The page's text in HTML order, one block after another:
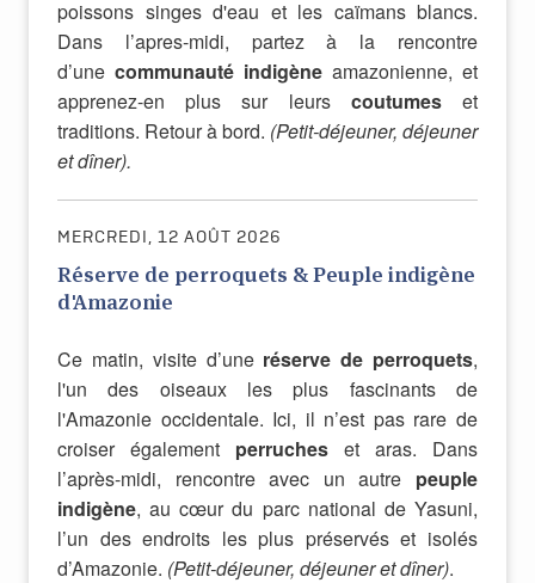
poissons singes d'eau et les caïmans blancs.
Dans l’apres-midi, partez à la rencontre
d’une communauté indigène amazonienne, et
apprenez-en plus sur leurs coutumeset
traditions. Retour à bord. (Petit-déjeuner, déjeuner
et dîner).
MERCREDI, 12 AOÛT 2026
Réserve de perroquets & Peuple indigène
d'Amazonie
Ce matin, visite d’une réserve de perroquets,
l'un des oiseaux les plus fascinants de
l'Amazonie occidentale. Ici, il n’est pas rare de
croiser également perruches et aras. Dans
l’après-midi, rencontre avec un autre peuple
indigène, au cœur du parc national de Yasuni,
l’un des endroits les plus préservés et isolés
d’Amazonie. (Petit-déjeuner, déjeuner et dîner).